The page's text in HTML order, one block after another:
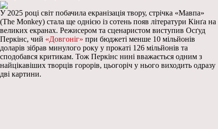
У 2025 році світ побачила екранізація твору, стрічка «Мавпа»
(The Monkey) стала ще однією із сотень появ літератури Кінґа на
великих екранах. Режисером та сценаристом виступив Осґуд
Перкінс, чий «Довгоніг» при бюджеті менше 10 мільйонів
доларів зібрав минулого року у прокаті 126 мільйонів та
сподобався критикам. Тож Перкінс нині вважається одним з
найцікавіших творців горорів, цьогоріч у нього виходить одразу
дві картини.